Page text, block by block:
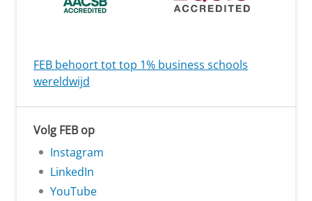
FEB behoort tot top 1% business schools
wereldwijd
Volg FEB op
Instagram
LinkedIn
YouTube